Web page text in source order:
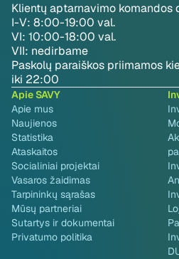
Klientų aptarnavimo komandos
I-V: 8:00-19:00 val.
VI: 10:00-18:00 val.
VII: nedirbame
Paskolų paraiškos priimamos
iki 22:00
Apie SAVY
Apie mus
Naujienos
Statistika
Ataskaitos
Socialiniai projektai
Vasaros žaidimas
Tarpininkų sąrašas
Mūsų partneriai
Sutartys ir dokumentai
Privatumo politika